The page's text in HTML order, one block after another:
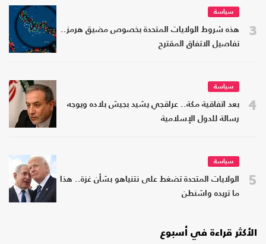
3
سياسة
هذه شروط الولايات المتحدة بخصوص مضيق هرمز..
تفاصيل الاتفاق المقترح
4
سياسة
بعد اتفاقية مكة.. عراقجي يشيد بجيش بلاده ويوجه
رسالة للدول الإسلامية
5
سياسة
الولايات المتحدة تضغط على نتنياهو بشأن غزة.. هذا
ما تريده واشنطن
الأكثر قراءة في أسبوع